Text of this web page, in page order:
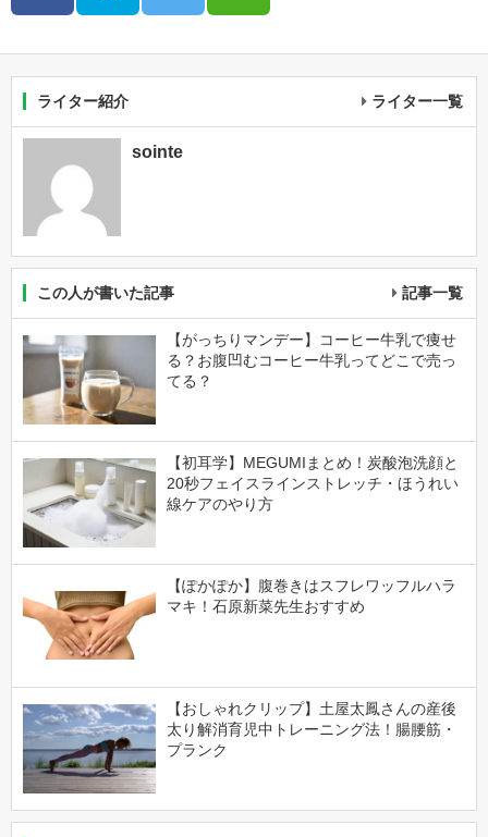
ライター紹介 ライター一覧
sointe
この人が書いた記事 記事一覧
【がっちりマンデー】コーヒー牛乳で痩せ
る？お腹凹むコーヒー牛乳ってどこで売っ
てる？
【初耳学】MEGUMIまとめ！炭酸泡洗顔と
20秒フェイスラインストレッチ・ほうれい
線ケアのやり方
【ぽかぽか】腹巻きはスフレワッフルハラ
マキ！石原新菜先生おすすめ
【おしゃれクリップ】土屋太鳳さんの産後
太り解消育児中トレーニング法！腸腰筋・
プランク